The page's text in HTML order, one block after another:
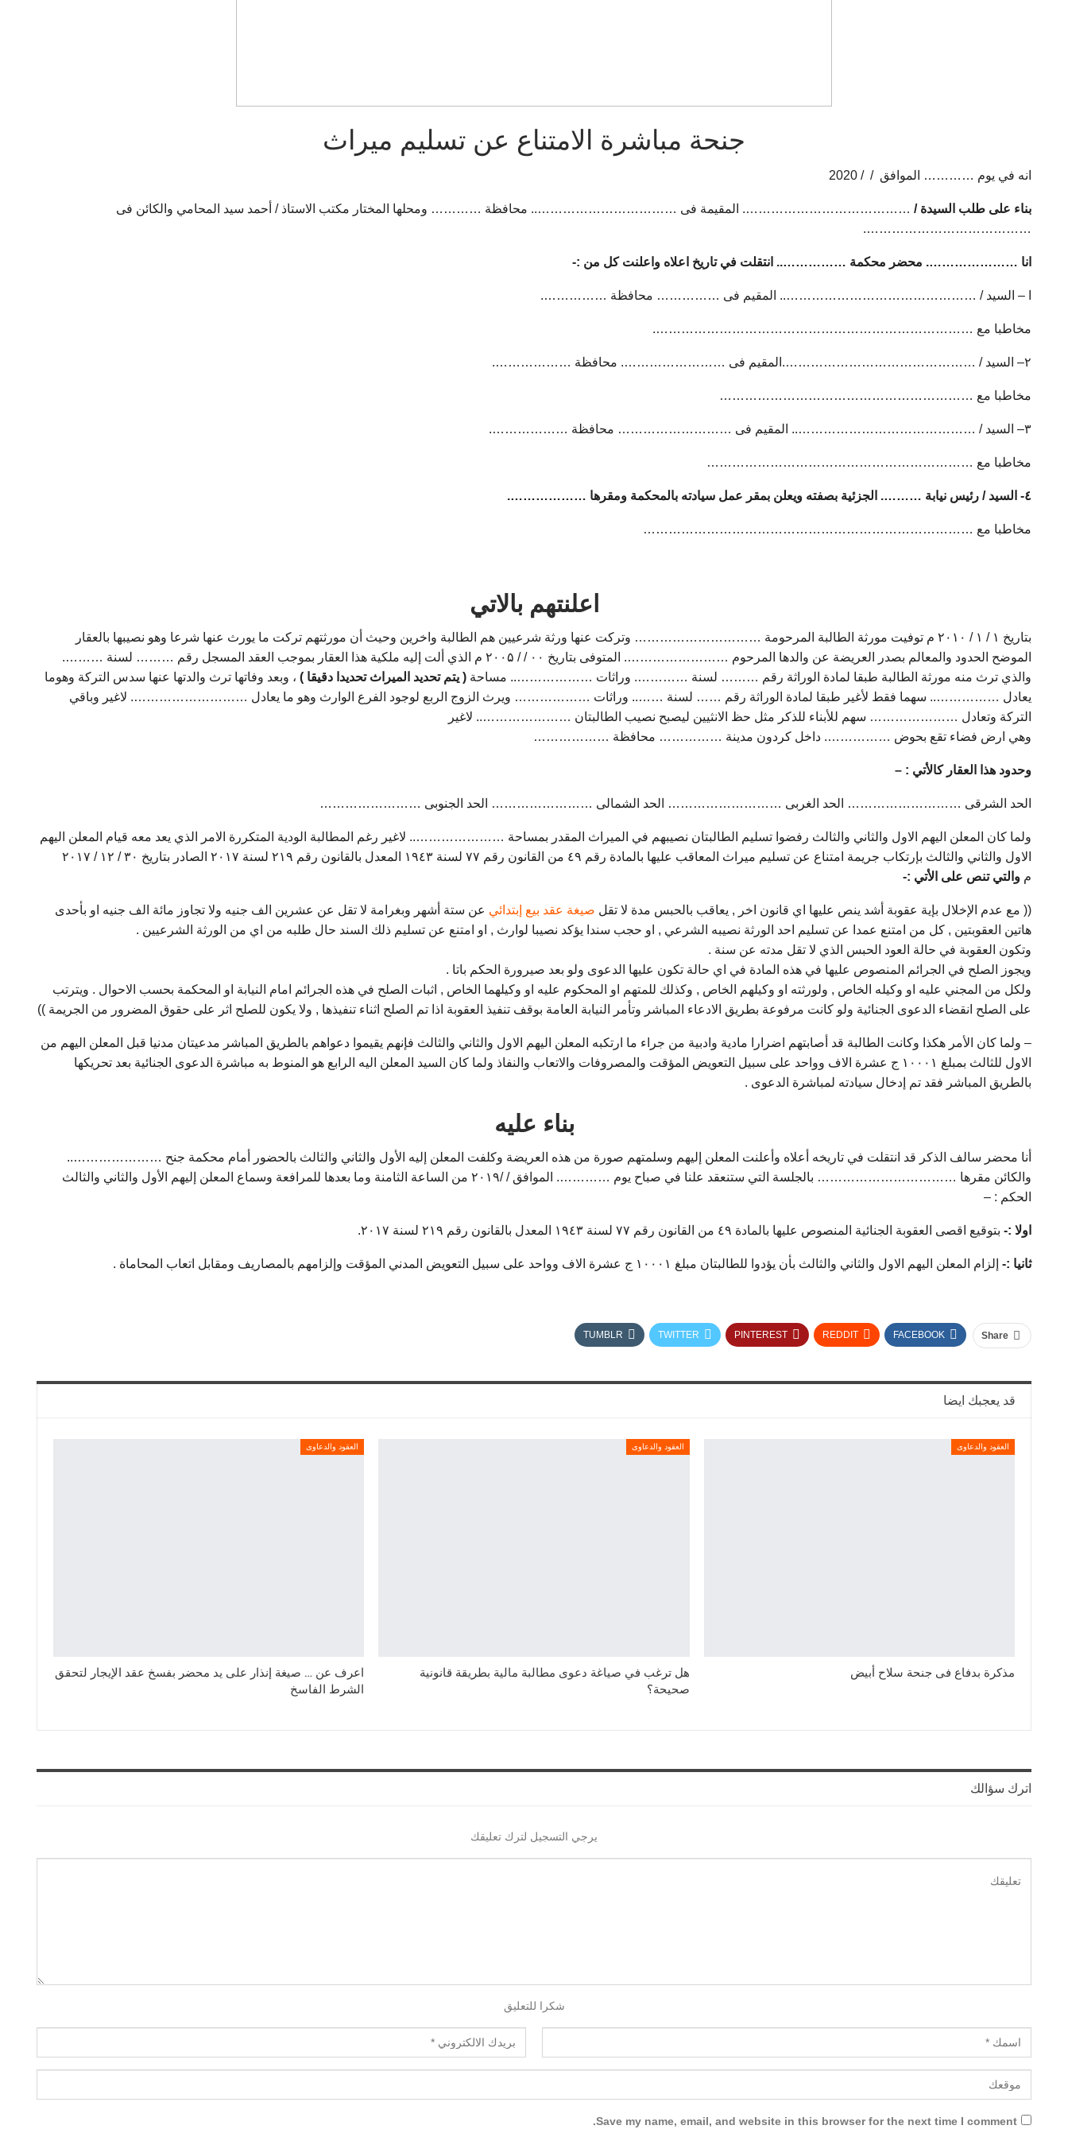
جنحة مباشرة الامتناع عن تسليم ميراث
انه في يوم ………… الموافق / / 2020
بناء على طلب السيدة / …………………………………. المقيمة فى …………………………….. محافظة ………… ومحلها المختار مكتب الاستاذ / أحمد سيد المحامي والكائن فى
………………………………….
انا …………………. محضر محكمة …………….. انتقلت في تاريخ اعلاه واعلنت كل من :-
ا – السيد / ……………………………………….. المقيم فى …………… محافظة …………….
مخاطبا مع ………………………………………………………………….
۲– السيد / ……………………………………….المقيم فى ……………………. محافظة ……………….
مخاطبا مع ……………………………………………………
۳– السيد / …………………………………….. المقيم فى ……………………… محافظة ……………….
مخاطبا مع ………………………………………………………
٤- السيد / رئيس نيابة ………. الجزئية بصفته ويعلن بمقر عمل سيادته بالمحكمة ومقرها ……………….
مخاطبا مع ……………………………………………………………………
اعلنتهم بالاتي
بتاريخ ۱ / ۱ / ۲۰۱۰ م توفيت مورثة الطالبة المرحومة ………………………… وتركت عنها ورثة شرعيين هم الطالبة واخرين وحيث أن مورثتهم تركت ما يورث عنها شرعا وهو نصيبها بالعقار
الموضح الحدود والمعالم بصدر العريضة عن والدها المرحوم ……………………. المتوفى بتاريخ ۰۰ / / ۲۰۰۵ م الذي ألت إليه ملكية هذا العقار بموجب العقد المسجل رقم ……… لسنة ……….
والذي ترث منه مورثة الطالبة طبقا لمادة الوراثة رقم ……… لسنة …………. وراثات ……………….. مساحة ( يتم تحديد الميراث تحديدا دقيقا ) ، وبعد وفاتها ترث والدتها عنها سدس التركة وهوما
يعادل …………….. سهما فقط لأغير طبقا لمادة الوراثة رقم …… لسنة …….. وراثات ……………… ويرث الزوج الربع لوجود الفرع الوارث وهو ما يعادل ………………………. لاغير وباقي
التركة وتعادل ………………… سهم للأبناء للذكر مثل حظ الانثيين ليصبح نصيب الطالبتان ………………….. لاغير
وهي ارض فضاء تقع بحوض ……………. داخل كردون مدينة …………… محافظة ………………
وحدود هذا العقار كالأتي : –
الحد الشرقى ……………………… الحد الغربى ……………………… الحد الشمالى …………………… الحد الجنوبى ……………………
ولما كان المعلن اليهم الاول والثاني والثالث رفضوا تسليم الطالبتان نصيبهم في الميراث المقدر بمساحة ………………….. لاغير رغم المطالبة الودية المتكررة الامر الذي يعد معه قيام المعلن اليهم
الاول والثاني والثالث بإرتكاب جريمة امتناع عن تسليم ميراث المعاقب عليها بالمادة رقم ٤۹ من القانون رقم ۷۷ لسنة ۱۹٤۳ المعدل بالقانون رقم ۲۱۹ لسنة ۲۰۱۷ الصادر بتاريخ ۳۰ / ۱۲ / ۲۰۱۷
م والتي تنص على الأتي :-
(( مع عدم الإخلال بإية عقوبة أشد ينص عليها اي قانون اخر , يعاقب بالحبس مدة لا تقل صيغة عقد بيع إبتدائي عن ستة أشهر وبغرامة لا تقل عن عشرين الف جنيه ولا تجاوز مائة الف جنيه او بأحدى
هاتين العقوبتين , كل من امتنع عمدا عن تسليم احد الورثة نصيبه الشرعي , او حجب سندا يؤكد نصيبا لوارث , او امتنع عن تسليم ذلك السند حال طلبه من اي من الورثة الشرعيين .
وتكون العقوبة في حالة العود الحبس الذي لا تقل مدته عن سنة .
ويجوز الصلح في الجرائم المنصوص عليها في هذه المادة في اي حالة تكون عليها الدعوى ولو بعد صيرورة الحكم باتا .
ولكل من المجني عليه او وكيله الخاص , ولورثته او وكيلهم الخاص , وكذلك للمتهم او المحكوم عليه او وكيلهما الخاص , اثبات الصلح في هذه الجرائم امام النيابة او المحكمة بحسب الاحوال . ويترتب
على الصلح انقضاء الدعوى الجنائية ولو كانت مرفوعة بطريق الادعاء المباشر وتأمر النيابة العامة بوقف تنفيذ العقوبة اذا تم الصلح اثناء تنفيذها , ولا يكون للصلح اثر على حقوق المضرور من الجريمة ))
– ولما كان الأمر هكذا وكانت الطالبة قد أصابتهم اضرارا مادية وادبية من جراء ما ارتكبه المعلن اليهم الاول والثاني والثالث فإنهم يقيموا دعواهم بالطريق المباشر مدعيتان مدنيا قبل المعلن اليهم من
الاول للثالث بمبلغ ۱۰۰۰۱ ج عشرة الاف وواحد على سبيل التعويض المؤقت والمصروفات والاتعاب والنفاذ ولما كان السيد المعلن اليه الرابع هو المنوط به مباشرة الدعوى الجنائية بعد تحريكها
بالطريق المباشر فقد تم إدخال سيادته لمباشرة الدعوى .
بناء عليه
أنا محضر سالف الذكر قد انتقلت في تاريخه أعلاه وأعلنت المعلن إليهم وسلمتهم صورة من هذه العريضة وكلفت المعلن إليه الأول والثاني والثالث بالحضور أمام محكمة جنح …………………..
والكائن مقرها …………………………… بالجلسة التي ستنعقد علنا في صباح يوم …………. الموافق / /۲۰۱۹ من الساعة الثامنة وما بعدها للمرافعة وسماع المعلن إليهم الأول والثاني والثالث
الحكم : –
اولا :- بتوقيع اقصى العقوبة الجنائية المنصوص عليها بالمادة ٤۹ من القانون رقم ۷۷ لسنة ۱۹٤۳ المعدل بالقانون رقم ۲۱۹ لسنة ۲۰۱۷.
ثانيا :- إلزام المعلن اليهم الاول والثاني والثالث بأن يؤدوا للطالبتان مبلغ ۱۰۰۰۱ ج عشرة الاف وواحد على سبيل التعويض المدني المؤقت وإلزامهم بالمصاريف ومقابل اتعاب المحاماة .
Share
FACEBOOK
REDDIT
PINTEREST
TWITTER
TUMBLR
قد يعجبك ايضا
العقود والدعاوى
مذكرة بدفاع فى جنحة سلاح أبيض
العقود والدعاوى
هل ترغب في صياغة دعوى مطالبة مالية بطريقة قانونية
صحيحة؟
العقود والدعاوى
اعرف عن … صيغة إنذار على يد محضر بفسخ عقد الإيجار لتحقق
الشرط الفاسخ
اترك سؤالك
يرجي التسجيل لترك تعليقك
شكرا للتعليق
Save my name, email, and website in this browser for the next time I comment.